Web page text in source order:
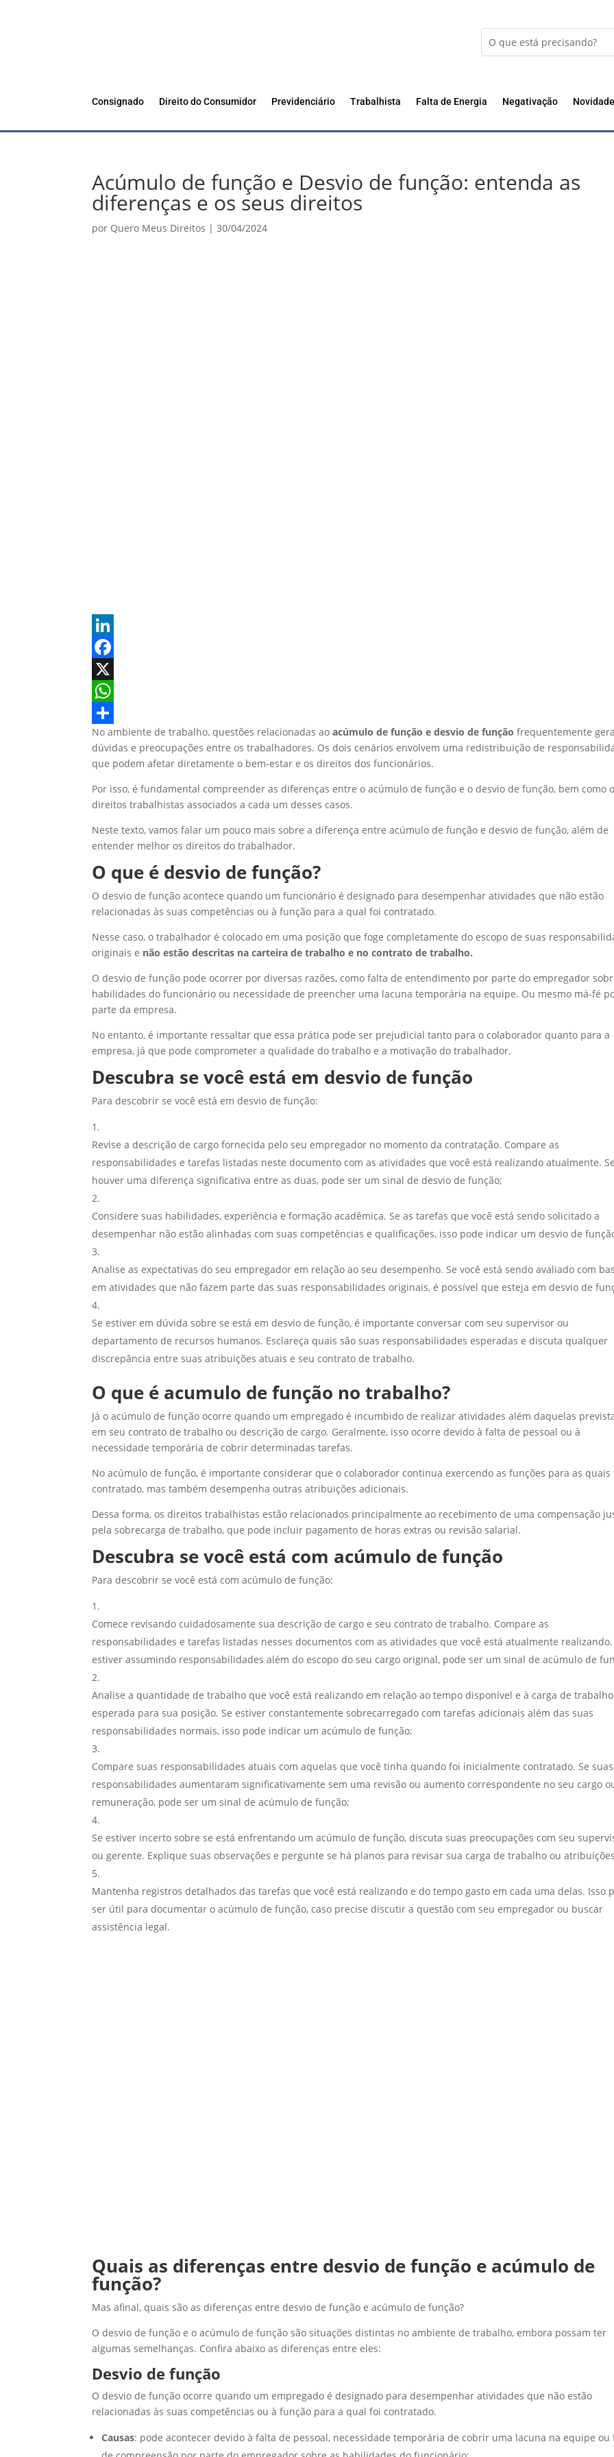
Consignado Direito do Consumidor Previdenciário Trabalhista Falta de Energia Negativação
Acúmulo de função e Desvio de função: entenda as
diferenças e os seus direitos
por Quero Meus Direitos |30/04/2024
L
n
k
e
n
F
a
c
e
o
X
W
h
s
p
p
S
r
No ambiente de trabalho, questões relacionadas aoacúmulo de função e desvio de funçãofrequentemente
dúvidas e preocupações entre os trabalhadores. Os dois cenários envolvem uma redistribuição de
que podem afetar diretamente o bem-estar e os direitos dos funcionários.
Por isso, é fundamental compreender as diferenças entre o acúmulo de função e o desvio de função, bem como
direitos trabalhistas associados a cada um desses casos.
Neste texto, vamos falar um pouco mais sobre a diferença entre acúmulo de função e desvio de função, além de
entender melhor os direitos do trabalhador.
O que é desvio de função?
O desvio de função acontece quando um funcionário é designado para desempenhar atividades que não estão
relacionadas às suas competências ou à função para a qual foi contratado.
Nesse caso, o trabalhador é colocado em uma posição que foge completamente do escopo de suas
originais e não estão descritas na carteira de trabalho e no contrato de trabalho.
O desvio de função pode ocorrer por diversas razões, como falta de entendimento por parte do empregador
habilidades do funcionário ou necessidade de preencher uma lacuna temporária na equipe. Ou mesmo má-fé
parte da empresa.
No entanto, é importante ressaltar que essa prática pode ser prejudicial tanto para o colaborador quanto para a
empresa, já que pode comprometer a qualidade do trabalho e a motivação do trabalhador.
Descubra se você está em desvio de função
Para descobrir se você está em desvio de função:
Revise a descrição de cargo fornecida pelo seu empregador no momento da contratação. Compare as
responsabilidades e tarefas listadas neste documento com as atividades que você está realizando atualmente. Se
houver uma diferença significativa entre as duas, pode ser um sinal de desvio de função;
Considere suas habilidades, experiência e formação acadêmica. Se as tarefas que você está sendo solicitado a
desempenhar não estão alinhadas com suas competências e qualificações, isso pode indicar um desvio de
Analise as expectativas do seu empregador em relação ao seu desempenho. Se você está sendo avaliado com
em atividades que não fazem parte das suas responsabilidades originais, é possível que esteja em desvio de
Se estiver em dúvida sobre se está em desvio de função, é importante conversar com seu supervisor ou
departamento de recursos humanos. Esclareça quais são suas responsabilidades esperadas e discuta qualquer
discrepância entre suas atribuições atuais e seu contrato de trabalho.
O que é acumulo de função no trabalho?
Já o acúmulo de função ocorre quando um empregado é incumbido de realizar atividades além daquelas
em seu contrato de trabalho ou descrição de cargo. Geralmente, isso ocorre devido à falta de pessoal ou à
necessidade temporária de cobrir determinadas tarefas.
No acúmulo de função, é importante considerar que o colaborador continua exercendo as funções para as quais
contratado, mas também desempenha outras atribuições adicionais.
Dessa forma, os direitos trabalhistas estão relacionados principalmente ao recebimento de uma compensação
pela sobrecarga de trabalho, que pode incluir pagamento de horas extras ou revisão salarial.
Descubra se você está com acúmulo de função
Para descobrir se você está com acúmulo de função:
Comece revisando cuidadosamente sua descrição de cargo e seu contrato de trabalho. Compare as
responsabilidades e tarefas listadas nesses documentos com as atividades que você está atualmente realizando.
estiver assumindo responsabilidades além do escopo do seu cargo original, pode ser um sinal de acúmulo de
Analise a quantidade de trabalho que você está realizando em relação ao tempo disponível e à carga de trabalho
esperada para sua posição. Se estiver constantemente sobrecarregado com tarefas adicionais além das suas
responsabilidades normais, isso pode indicar um acúmulo de função;
Compare suas responsabilidades atuais com aquelas que você tinha quando foi inicialmente contratado. Se suas
responsabilidades aumentaram significativamente sem uma revisão ou aumento correspondente no seu cargo
remuneração, pode ser um sinal de acúmulo de função;
Se estiver incerto sobre se está enfrentando um acúmulo de função, discuta suas preocupações com seu
ou gerente. Explique suas observações e pergunte se há planos para revisar sua carga de trabalho ou
Mantenha registros detalhados das tarefas que você está realizando e do tempo gasto em cada uma delas. Isso
ser útil para documentar o acúmulo de função, caso precise discutir a questão com seu empregador ou buscar
assistência legal.
Quais as diferenças entre desvio de função e acúmulo de
função?
Mas afinal, quais são as diferenças entre desvio de função e acúmulo de função?
O desvio de função e o acúmulo de função são situações distintas no ambiente de trabalho, embora possam ter
algumas semelhanças. Confira abaixo as diferenças entre eles:
Desvio de função
O desvio de função ocorre quando um empregado é designado para desempenhar atividades que não estão
relacionadas às suas competências ou à função para a qual foi contratado.
Causas: pode acontecer devido à falta de pessoal, necessidade temporária de cobrir uma lacuna na equipe ou